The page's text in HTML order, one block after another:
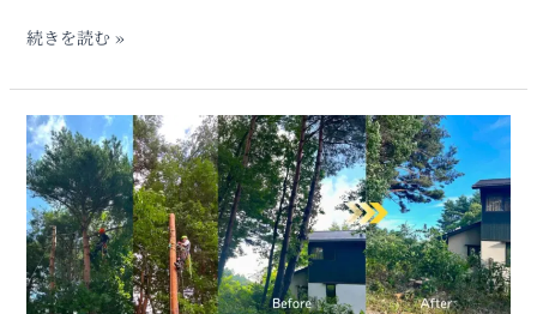
剪
事
例
(山
梨
県
北
杜
市
大
続きを読む »
高
く
伸
び
す
ぎ
て